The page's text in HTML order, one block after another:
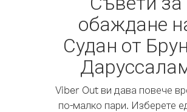
обаждане
Судан от
Viber Out ви дава повече
по-малко пари. Изберете